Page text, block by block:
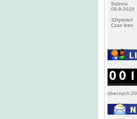
Sobota
08-8-2026
32tydzień
Czas letni
obecnych:20